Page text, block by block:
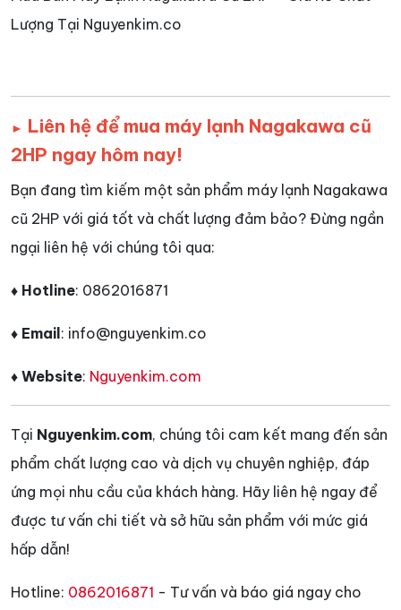
Lượng Tại Nguyenkim.co
► Liên hệ để mua máy lạnh Nagakawa cũ
2HP ngay hôm nay!
Bạn đang tìm kiếm một sản phẩm máy lạnh Nagakawa
cũ 2HP với giá tốt và chất lượng đảm bảo? Đừng ngần
ngại liên hệ với chúng tôi qua:
♦ Hotline: 0862016871
♦ Email: info@nguyenkim.co
♦ Website: Nguyenkim.com
Tại Nguyenkim.com, chúng tôi cam kết mang đến sản
phẩm chất lượng cao và dịch vụ chuyên nghiệp, đáp
ứng mọi nhu cầu của khách hàng. Hãy liên hệ ngay để
được tư vấn chi tiết và sở hữu sản phẩm với mức giá
hấp dẫn!
Hotline: 0862016871 - Tư vấn và báo giá ngay cho